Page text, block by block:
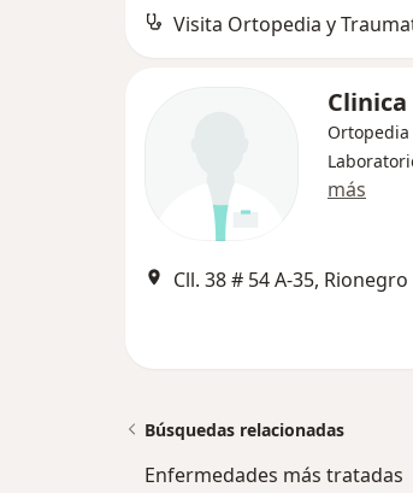
Visita Ortopedia y
más
Cll. 38 # 54 A-35, Rionegro
Búsquedas relacionadas
Enfermedades más tratadas